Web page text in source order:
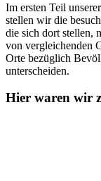
Im ersten Teil
stellen wir die
die sich dort stellen,
von vergleichenden
Orte bezüglich
unterscheiden.
Hier waren wir